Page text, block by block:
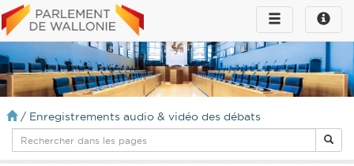
Toggle
infos
Toggle
navigation
/ Enregistrements audio & vidéo des débats